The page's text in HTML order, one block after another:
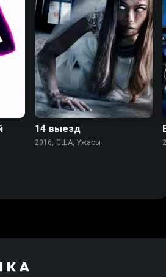
3.3
14 выезд
2016, США, Ужасы